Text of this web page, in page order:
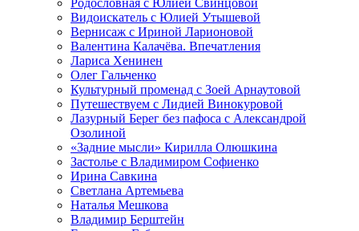
Родословная с Юлией Свинцовой
Видоискатель с Юлией Утышевой
Вернисаж с Ириной Ларионовой
Валентина Калачёва. Впечатления
Лариса Хенинен
Олег Гальченко
Культурный променад с Зоей Арнаутовой
Путешествуем с Лидией Винокуровой
Лазурный Берег без пафоса с Александрой
Озолиной
«Задние мысли» Кирилла Олюшкина
Застолье с Владимиром Софиенко
Ирина Савкина
Светлана Артемьева
Наталья Мешкова
Владимир Берштейн